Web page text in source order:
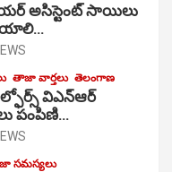
అసిస్టెంట్ సాయిలు
తాజా వార్తలు తెలంగాణ
విఎన్ఆర్
పంపిణి…
సమస్యలు